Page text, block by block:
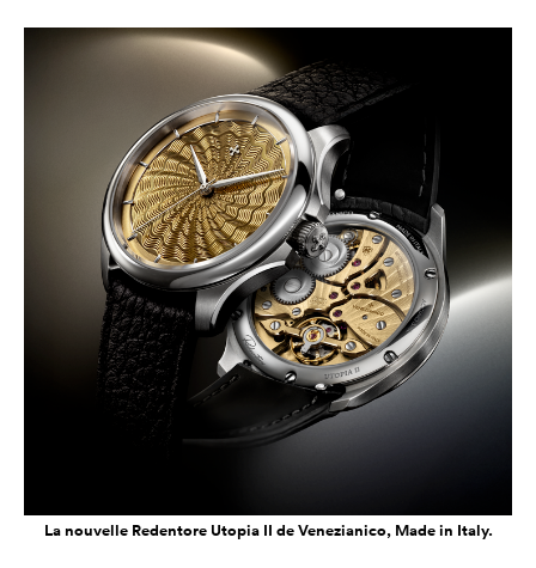
La nouvelle Redentore Utopia II de Venezianico, Made in Italy.